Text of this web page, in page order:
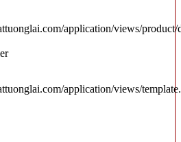
application/views/product/
application/views/